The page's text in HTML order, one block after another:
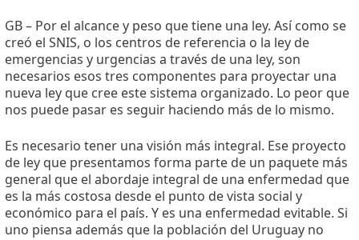
GB – Por el alcance y peso que tiene una ley. Así como se
creó el SNIS, o los centros de referencia o la ley de
emergencias y urgencias a través de una ley, son
necesarios esos tres componentes para proyectar una
nueva ley que cree este sistema organizado. Lo peor que
nos puede pasar es seguir haciendo más de lo mismo.
Es necesario tener una visión más integral. Ese proyecto
de ley que presentamos forma parte de un paquete más
general que el abordaje integral de una enfermedad que
es la más costosa desde el punto de vista social y
económico para el país. Y es una enfermedad evitable. Si
uno piensa además que la población del Uruguay no